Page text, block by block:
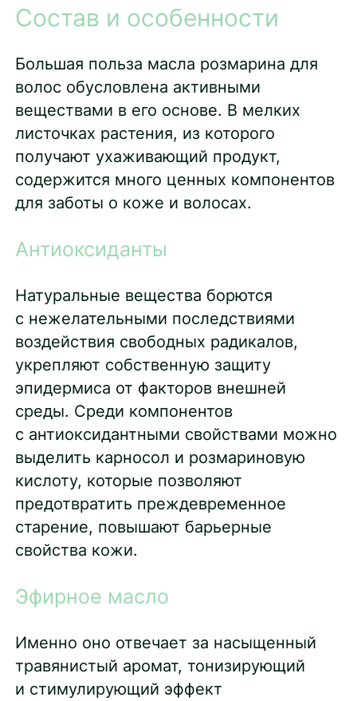
Состав и особенности
Большая польза масла розмарина для
волос обусловлена активными
веществами в его основе. В мелких
листочках растения, из которого
получают ухаживающий продукт,
содержится много ценных компонентов
для заботы о коже и волосах.
Антиоксиданты
Натуральные вещества борются
с нежелательными последствиями
воздействия свободных радикалов,
укрепляют собственную защиту
эпидермиса от факторов внешней
среды. Среди компонентов
с антиоксидантными свойствами можно
выделить карносол и розмариновую
кислоту, которые позволяют
предотвратить преждевременное
старение, повышают барьерные
свойства кожи.
Эфирное масло
Именно оно отвечает за насыщенный
травянистый аромат, тонизирующий
и стимулирующий эффект